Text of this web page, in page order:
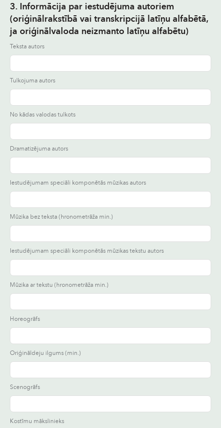
3. Informācija par iestudējuma autoriem
(oriģinālrakstībā vai transkripcijā latīņu alfabētā,
ja oriģinālvaloda neizmanto latīņu alfabētu)
Teksta autors
Tulkojuma autors
No kādas valodas tulkots
Dramatizējuma autors
Iestudējumam speciāli komponētās mūzikas autors
Mūzika bez teksta (hronometrāža min.)
Iestudējumam speciāli komponētās mūzikas tekstu autors
Mūzika ar tekstu (hronometrāža min.)
Horeogrāfs
Oriģināldeju ilgums (min.)
Scenogrāfs
Kostīmu mākslinieks